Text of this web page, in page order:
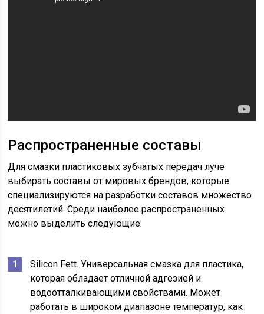
Распространенные составы
Для смазки пластиковых зубчатых передач луче
выбирать составы от мировых брендов, которые
специализируются на разработки составов множество
десятилетий. Среди наиболее распространенных
можно выделить следующие:
Silicon Fett. Универсальная смазка для пластика,
которая обладает отличной адгезией и
водоотталкивающими свойствами. Может
работать в широком диапазоне температур, как